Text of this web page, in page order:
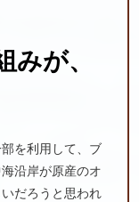
みが、
を利用して、ブ
沿岸が原産のオ
だろうと思われ